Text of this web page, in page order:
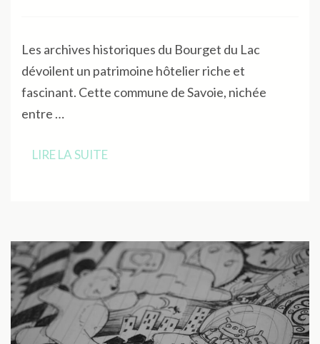
Les archives historiques du Bourget du Lac
dévoilent un patrimoine hôtelier riche et
fascinant. Cette commune de Savoie, nichée
entre …
LIRE LA SUITE